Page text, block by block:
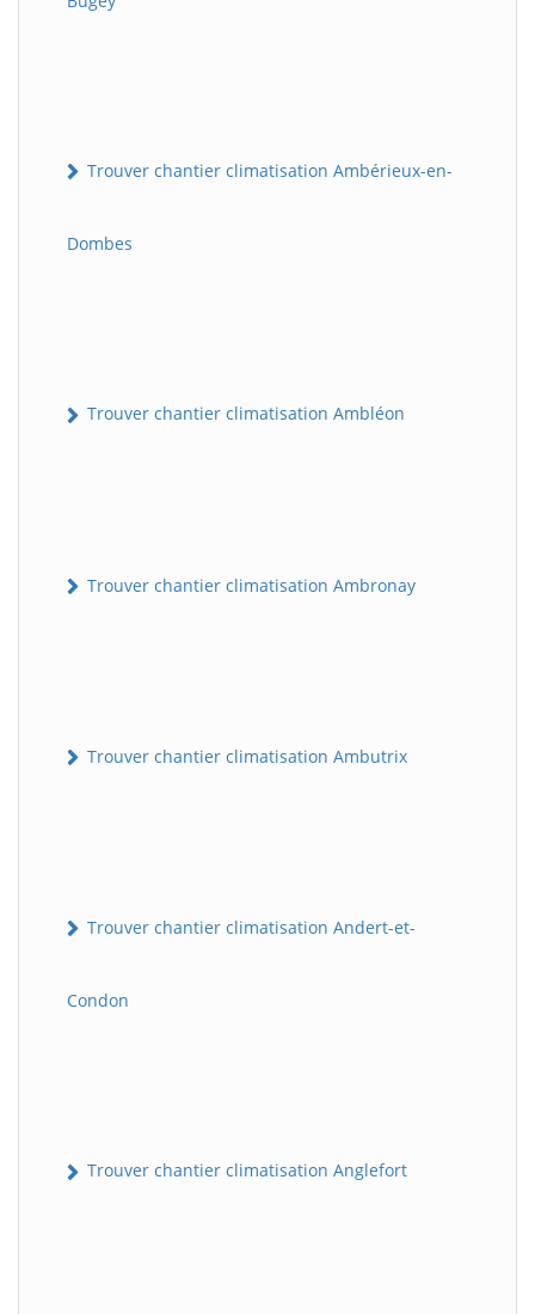
Trouver chantier climatisation Ambérieux-en-
Dombes
Trouver chantier climatisation Ambléon
Trouver chantier climatisation Ambronay
Trouver chantier climatisation Ambutrix
Trouver chantier climatisation Andert-et-
Condon
Trouver chantier climatisation Anglefort